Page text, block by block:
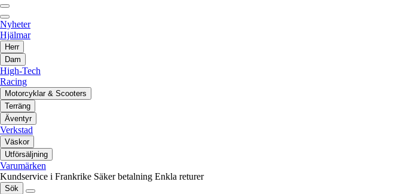
Nyheter
Hjälmar
Herr
Dam
High-Tech
Racing
Motorcyklar & Scooters
Terräng
Äventyr
Verkstad
Väskor
Utförsäljning
Varumärken
Kundservice i Frankrike Säker betalning Enkla returer
Sök